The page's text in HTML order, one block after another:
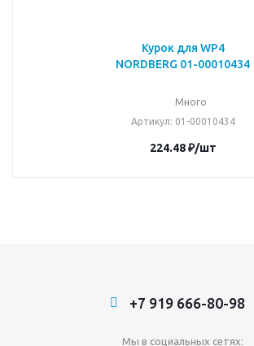
Курок для WP4
NORDBERG 01-00010434
Много
Артикул: 01-00010434
224.48₽/шт
+7 919 666-80-98
Мы в социальных сетях: